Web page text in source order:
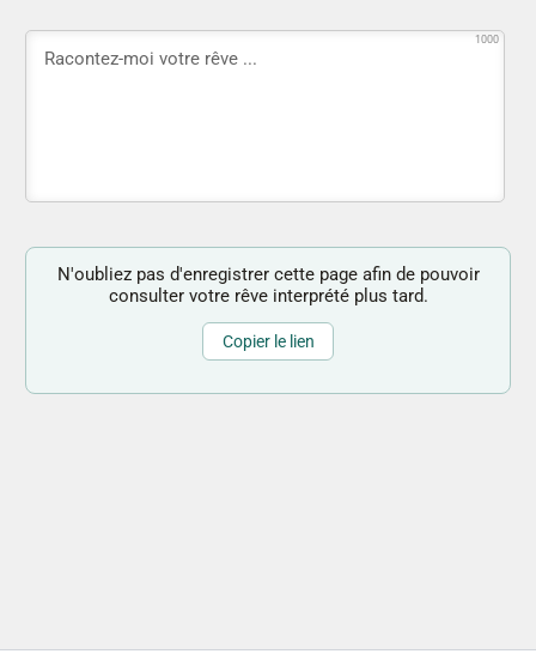
1000
N'oubliez pas d'enregistrer cette page afin de pouvoir
consulter votre rêve interprété plus tard.
Copier le lien